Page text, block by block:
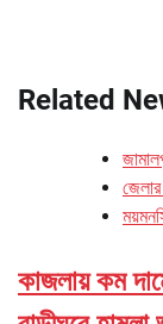
Related
কাজলায় কম